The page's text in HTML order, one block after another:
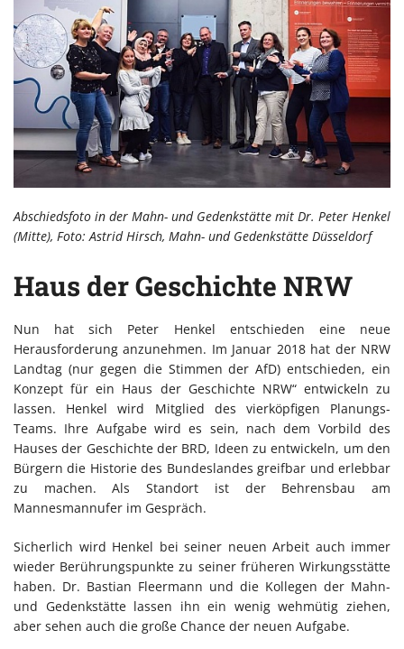
Abschiedsfoto in der Mahn- und Gedenkstätte mit Dr. Peter Henkel
(Mitte), Foto: Astrid Hirsch, Mahn- und Gedenkstätte Düsseldorf
Haus der Geschichte NRW
Nun hat sich Peter Henkel entschieden eine neue
Herausforderung anzunehmen. Im Januar 2018 hat der NRW
Landtag (nur gegen die Stimmen der AfD) entschieden, ein
Konzept für ein Haus der Geschichte NRW“ entwickeln zu
lassen. Henkel wird Mitglied des vierköpfigen Planungs-
Teams. Ihre Aufgabe wird es sein, nach dem Vorbild des
Hauses der Geschichte der BRD, Ideen zu entwickeln, um den
Bürgern die Historie des Bundeslandes greifbar und erlebbar
zu machen. Als Standort ist der Behrensbau am
Mannesmannufer im Gespräch.
Sicherlich wird Henkel bei seiner neuen Arbeit auch immer
wieder Berührungspunkte zu seiner früheren Wirkungsstätte
haben. Dr. Bastian Fleermann und die Kollegen der Mahn-
und Gedenkstätte lassen ihn ein wenig wehmütig ziehen,
aber sehen auch die große Chance der neuen Aufgabe.